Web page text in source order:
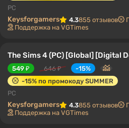
PC
Keysforgamers 4.3855 отзывов
Поддержка на VGTimes
The Sims 4 (PC) [Global] [Digital
549 ₽ 646 ₽
-15%
-15% по промокоду SUMMER
PC
Keysforgamers 4.3855 отзывов
Поддержка на VGTimes